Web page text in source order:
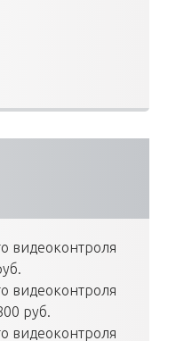
видеоконтроля
видеоконтроля
руб.
видеоконтроля